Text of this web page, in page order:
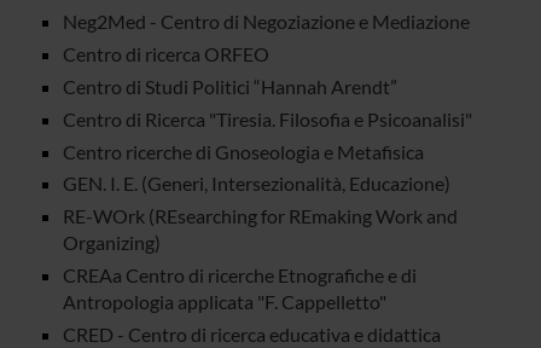
Neg2Med - Centro di Negoziazione e Mediazione
Centro di ricerca ORFEO
Centro di Studi Politici “Hannah Arendt”
Centro di Ricerca "Tiresia. Filosofia e Psicoanalisi"
Centro ricerche di Gnoseologia e Metafisica
GEN. I. E. (Generi, Intersezionalità, Educazione)
RE-WOrk (REsearching for REmaking Work and
Organizing)
CREAa Centro di ricerche Etnografiche e di
Antropologia applicata "F. Cappelletto"
CRED - Centro di ricerca educativa e didattica